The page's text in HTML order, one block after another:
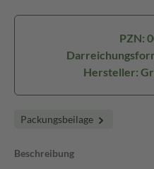
PZN:
Hersteller:
Packungsbeilage
Beschreibung